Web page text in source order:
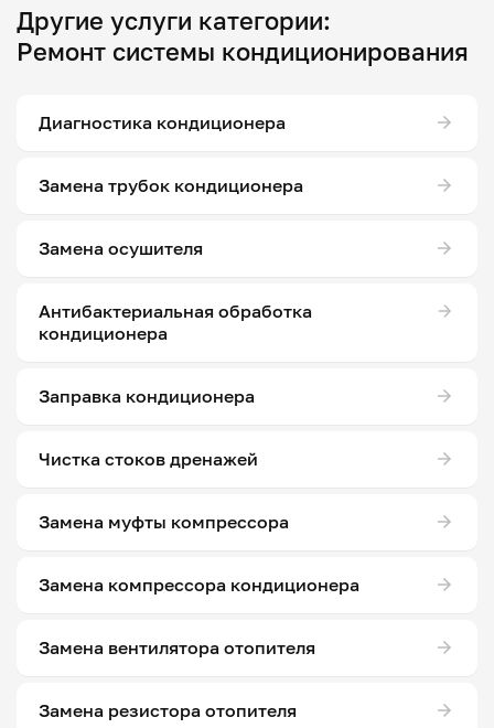
Другие услуги категории:
Ремонт системы кондиционирования
Диагностика кондиционера
Замена трубок кондиционера
Замена осушителя
Антибактериальная обработка
кондиционера
Заправка кондиционера
Чистка стоков дренажей
Замена муфты компрессора
Замена компрессора кондиционера
Замена вентилятора отопителя
Замена резистора отопителя